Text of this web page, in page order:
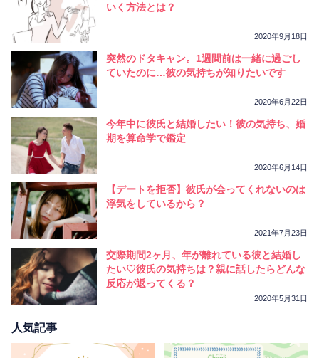
いく方法とは？
2020年9月18日
突然のドタキャン。1週間前は一緒に過ごし
ていたのに…彼の気持ちが知りたいです
2020年6月22日
今年中に彼氏と結婚したい！彼の気持ち、婚
期を算命学で鑑定
2020年6月14日
【デートを拒否】彼氏が会ってくれないのは
浮気をしているから？
2021年7月23日
交際期間2ヶ月、年が離れている彼と結婚し
たい♡彼氏の気持ちは？親に話したらどんな
反応が返ってくる？
2020年5月31日
人気記事